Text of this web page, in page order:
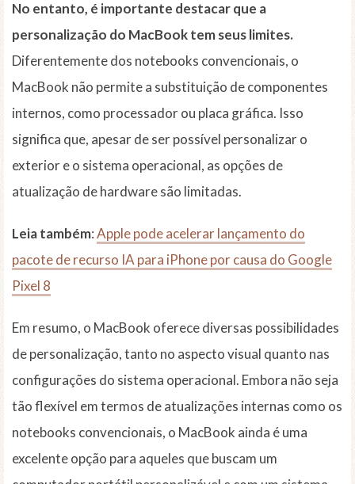
No entanto, é importante destacar que a
personalização do MacBook tem seus limites.
Diferentemente dos notebooks convencionais, o
MacBook não permite a substituição de componentes
internos, como processador ou placa gráfica. Isso
significa que, apesar de ser possível personalizar o
exterior e o sistema operacional, as opções de
atualização de hardware são limitadas.
Leia também:Apple pode acelerar lançamento do
pacote de recurso IA para iPhone por causa do Google
Pixel 8
Em resumo, o MacBook oferece diversas possibilidades
de personalização, tanto no aspecto visual quanto nas
configurações do sistema operacional. Embora não seja
tão flexível em termos de atualizações internas como os
notebooks convencionais, o MacBook ainda é uma
excelente opção para aqueles que buscam um